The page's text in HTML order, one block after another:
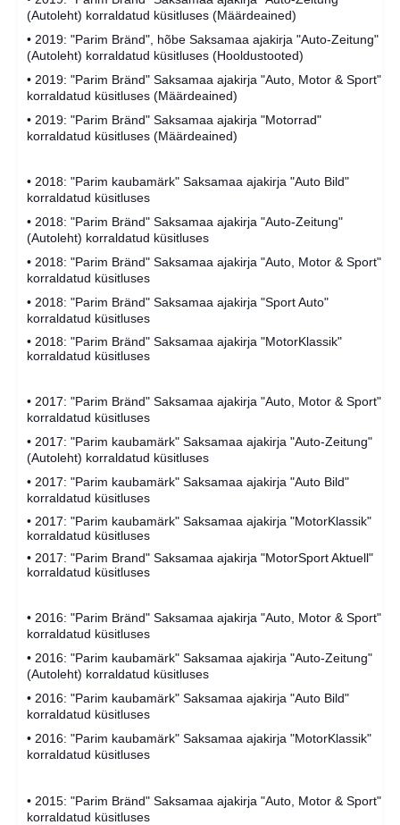
(Autoleht) korraldatud küsitluses (Määrdeained)
• 2019: "Parim Bränd", hõbe Saksamaa ajakirja "Auto-Zeitung"
(Autoleht) korraldatud küsitluses (Hooldustooted)
• 2019: "Parim Bränd" Saksamaa ajakirja "Auto, Motor & Sport"
korraldatud küsitluses (Määrdeained)
• 2019: "Parim Bränd" Saksamaa ajakirja "Motorrad"
korraldatud küsitluses (Määrdeained)
• 2018: "Parim kaubamärk" Saksamaa ajakirja "Auto Bild"
korraldatud küsitluses
• 2018: "Parim Bränd" Saksamaa ajakirja "Auto-Zeitung"
(Autoleht) korraldatud küsitluses
• 2018: "Parim Bränd" Saksamaa ajakirja "Auto, Motor & Sport"
korraldatud küsitluses
• 2018: "Parim Bränd" Saksamaa ajakirja "Sport Auto"
korraldatud küsitluses
• 2018: "Parim Bränd" Saksamaa ajakirja "MotorKlassik"
korraldatud küsitluses
• 2017: "Parim Bränd" Saksamaa ajakirja "Auto, Motor & Sport"
korraldatud küsitluses
• 2017: "Parim kaubamärk" Saksamaa ajakirja "Auto-Zeitung"
(Autoleht) korraldatud küsitluses
• 2017: "Parim kaubamärk" Saksamaa ajakirja "Auto Bild"
korraldatud küsitluses
• 2017: "Parim kaubamärk" Saksamaa ajakirja "MotorKlassik"
korraldatud küsitluses
• 2017: "Parim Brand" Saksamaa ajakirja "MotorSport Aktuell"
korraldatud küsitluses
• 2016: "Parim Bränd" Saksamaa ajakirja "Auto, Motor & Sport"
korraldatud küsitluses
• 2016: "Parim kaubamärk" Saksamaa ajakirja "Auto-Zeitung"
(Autoleht) korraldatud küsitluses
• 2016: "Parim kaubamärk" Saksamaa ajakirja "Auto Bild"
korraldatud küsitluses
• 2016: "Parim kaubamärk" Saksamaa ajakirja "MotorKlassik"
korraldatud küsitluses
• 2015: "Parim Bränd" Saksamaa ajakirja "Auto, Motor & Sport"
korraldatud küsitluses